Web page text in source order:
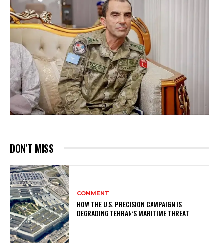
DON'T MISS
COMMENT
HOW THE U.S. PRECISION CAMPAIGN IS
DEGRADING TEHRAN’S MARITIME THREAT